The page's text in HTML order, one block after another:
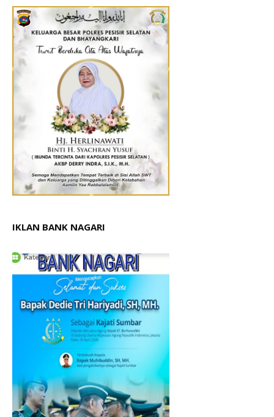
IKLAN BANK NAGARI